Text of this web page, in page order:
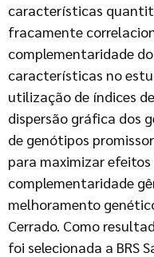
características
fracamente
complementaridade
características no
utilização de índices
dispersão gráfica dos
de genótipos
para maximizar
complementaridade
melhoramento
Cerrado. Como
foi selecionada a BRS